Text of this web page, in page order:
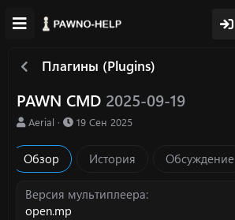
Плагины (Plugins)
PAWN CMD 2025-09-19
А
т
о
Aerial
Д
о
19 Сен 2025
Обзор История Обсуждение
Версия мультиплеера
open.mp